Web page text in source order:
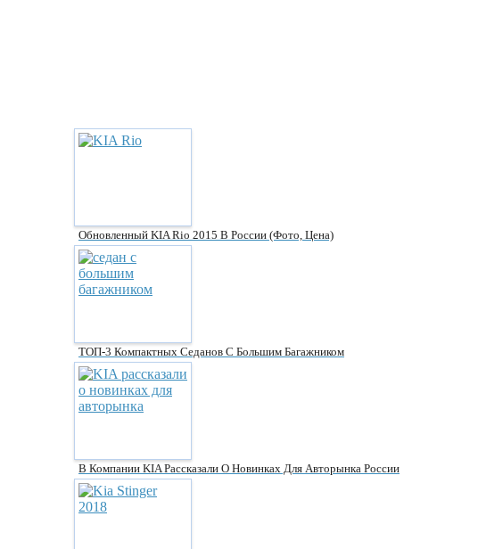
Обновленный KIA Rio 2015 В России (фото, Цена)
ТОП-3 Компактных Седанов С Большим Багажником
В Компании KIA Рассказали О Новинках Для Авторынка России